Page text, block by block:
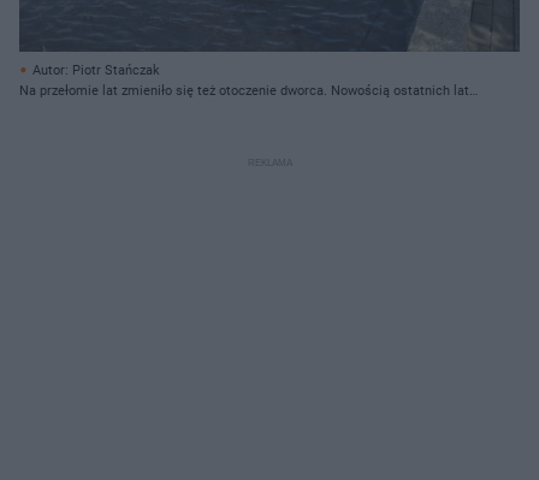
Autor: Piotr Stańczak
Na przełomie lat zmieniło się też otoczenie dworca. Nowością ostatnich lat